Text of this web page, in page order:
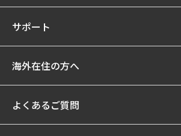
サポート
海外在住の方へ
よくあるご質問